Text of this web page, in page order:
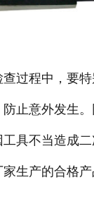
程中，要特
止意外发生
具不当造成
生产的合格